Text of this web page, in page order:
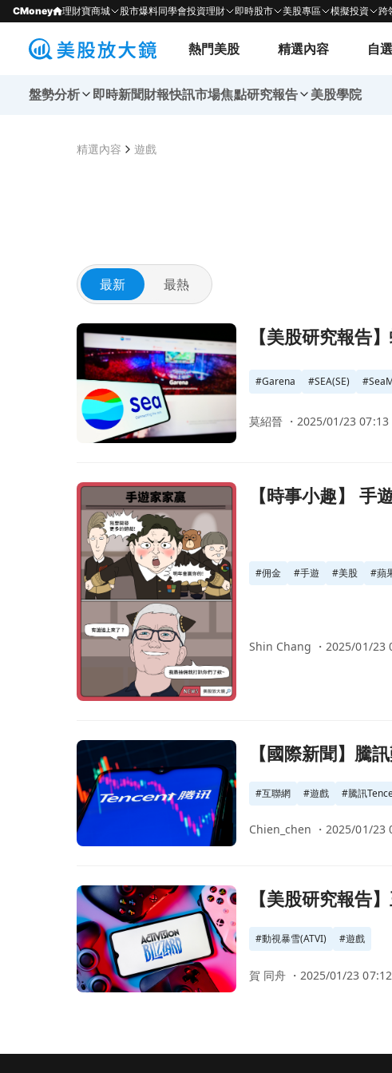
CMoney 理財寶商城 股市爆料同學會投資理財 即時股市 美股專區 模擬投資 跨
熱門美股 精選內容 自
盤勢分析 即時新聞財報快訊市場焦點研究報告 美股學院
精選內容 遊戲
最新 最熱
前往【美股研究報告】蝦皮母公司 Sea 22Q2營運持續
【美股研究報告
#Garena #SEA(SE) #
莫紹晉 ・2025/01/23 07:13
前往【時事小趣】 手遊家家贏，蘋果佣金抽不停。頁面
【時事小趣】 手
#佣金 #手遊 #美股 #蘋
Shin Chang ・2025/01/23
前往【國際新聞】騰訊難敵監管，銷售屢屢下探頁面
【國際新聞】騰
#互聯網 #遊戲 #騰訊
Chien_chen ・2025/01/23
前往【美股研究報告】王權沒有永恆！深陷泥沼的動視
【美股研究報告
#動視暴雪(ATVI) #遊戲
賀 同舟 ・ 2025/01/23 07:12